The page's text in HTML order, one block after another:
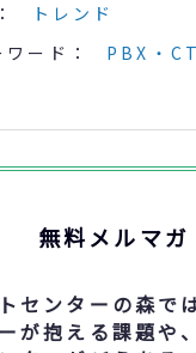
トレンド
ード：
PBX・
無料メルマガ
センターの森で
が抱える課題や